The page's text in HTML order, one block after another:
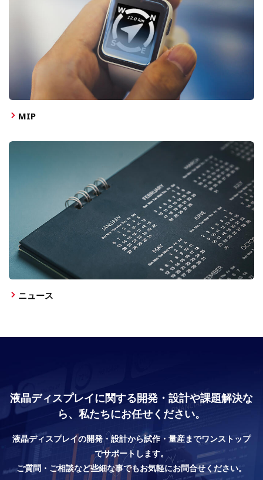
MIP
ニュース
液晶ディスプレイに関する開発・設計や課題解決な
ら、私たちにお任せください。
液晶ディスプレイの開発・設計から試作・量産までワンストップ
でサポートします。
ご質問・ご相談など些細な事でもお気軽にお問合せください。